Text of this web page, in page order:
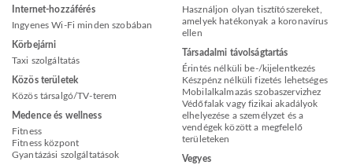
Internet-hozzáférés
Ingyenes Wi-Fi minden szobában
Körbejárni
Taxi szolgáltatás
Közös területek
Közös társalgó/TV-terem
Medence és wellness
Fitness
Fitness központ
Gyantázási szolgáltatások
Használjon olyan tisztítószereket,
amelyek hatékonyak a koronavírus
ellen
Társadalmi távolságtartás
Érintés nélküli be-/kijelentkezés
Készpénz nélküli fizetés lehetséges
Mobilalkalmazás szobaszervizhez
Védőfalak vagy fizikai akadályok
elhelyezése a személyzet és a
vendégek között a megfelelő
területeken
Vegyes